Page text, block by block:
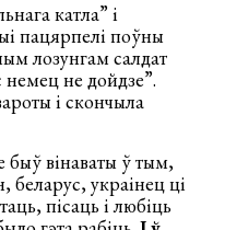
катла” і
пацярпелі поўны
лозунгам салдат
не дойдзе”.
і скончыла
вінаваты ў тым,
беларус, украінец ці
пісаць і любіць